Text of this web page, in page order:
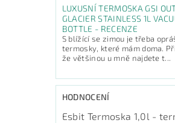
LUXUSNÍ TERMOSKA GSI
GLACIER STAINLESS 1L
BOTTLE - RECENZE
S blížící se zimou je třeba
termosky, které mám doma.
že většinou u mně najdete t...
HODNOCENÍ